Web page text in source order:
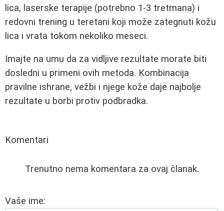
lica, laserske terapije (potrebno 1-3 tretmana) i
redovni trening u teretani koji može zategnuti kožu
lica i vrata tokom nekoliko meseci.
Imajte na umu da za vidljive rezultate morate biti
dosledni u primeni ovih metoda. Kombinacija
pravilne ishrane, vežbi i njege kože daje najbolje
rezultate u borbi protiv podbradka.
Komentari
Trenutno nema komentara za ovaj članak.
Vaše ime: